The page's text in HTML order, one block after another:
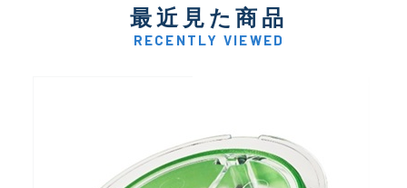
最近見た商品
RECENTLY VIEWED